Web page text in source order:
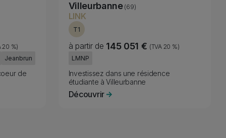
20 %)
Jeanbrun
de
Villeurbanne (69)
LINK
T1
à partir de 145 051 € (TVA 20 %)
Fiscality
LMNP
Subtitle
Investissez dans une résidence
étudiante à Villeurbanne
Découvrir